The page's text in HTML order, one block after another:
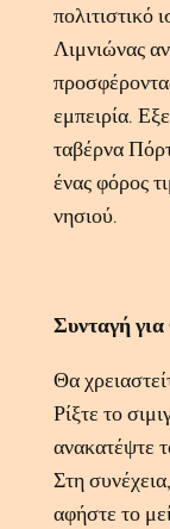
πολιτιστικό
Λιμνιώνας
εμπειρία.
ταβέρνα
ένας φόρος
νησιού.
Συνταγή
Θα
Ρίξτε το
ανακατέψτε
Στη
αφήστε το